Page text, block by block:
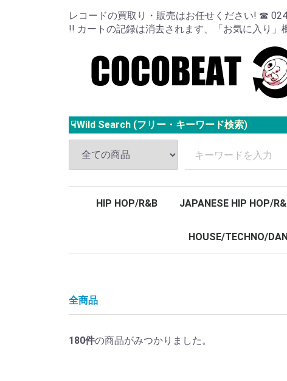
レコードの買取り・販売はお任せください! ☎
!! カートの記録は消去されます、「お気に入り」
☟Wild Search (フリー・キーワード検索)
HIP HOP/R&B JAPANESE HIP HOP/
HOUSE/TECHNO/
全商品
180件の商品がみつかりました。